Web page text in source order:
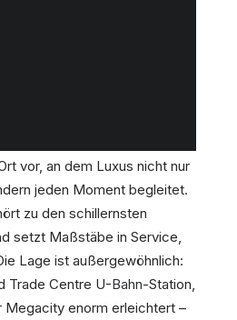
vor, an dem Luxus nicht nur
jeden Moment begleitet.
zu den schillernsten
setzt Maßstäbe in Service,
Lage ist außergewöhnlich:
Trade Centre U-Bahn-Station,
Megacity enorm erleichtert –